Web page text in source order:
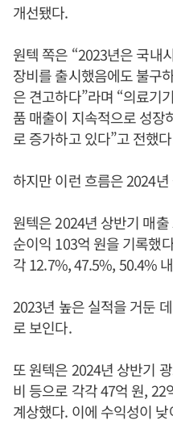
개선됐다.
원텍 쪽은 “2023년은 국내
장비를 출시했음에도 불구
은 견고하다”라며 “의료기
품 매출이 지속적으로 성
로 증가하고 있다”고 전했
하지만 이런 흐름은 2024
원텍은 2024년 상반기 매
순이익 103억 원을 기록했
각 12.7%, 47.5%, 50.4%
2023년 높은 실적을 거둔
로 보인다.
또 원텍은 2024년 상반기
비 등으로 각각 47억 원,
계상했다. 이에 수익성이